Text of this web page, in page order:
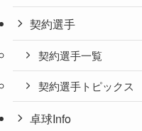
契約選手
契約選手一覧
契約選手トピックス
卓球Info